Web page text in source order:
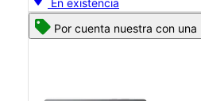
En existencia
Por cuenta nuestra con una